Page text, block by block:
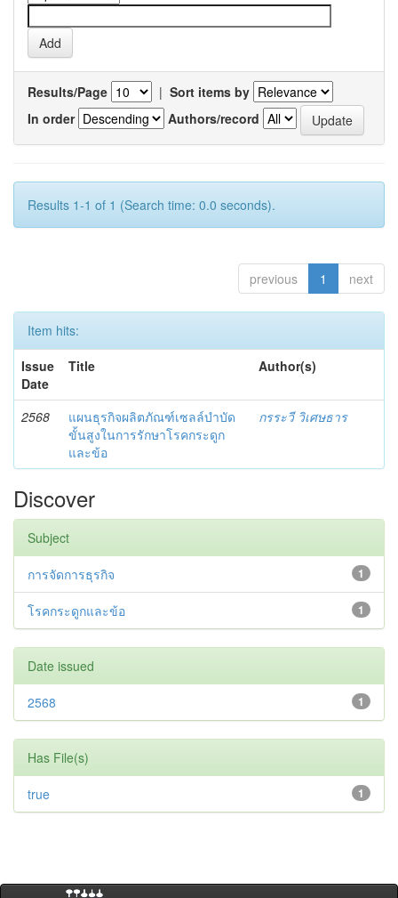
Results/Page | Sort items by
In order
Authors/record
Results 1-1 of 1 (Search time: 0.0 seconds).
previous 1 next
Item hits:
Issue
Date
Title Author(s)
2568
แผนธุรกิจผลิตภัณฑ์เซลล์บำบัด
ขั้นสูงในการรักษาโรคกระดูก
และข้อ
กรระวี วิเศษธาร
Discover
Subject
1
การจัดการธุรกิจ
1
โรคกระดูกและข้อ
Date issued
1
2568
Has File(s)
1
true